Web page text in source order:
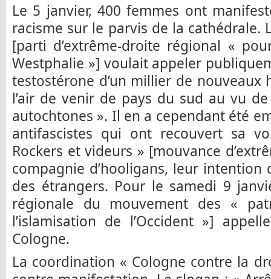
Le 5 janvier, 400 femmes ont
racisme sur le parvis de la cathédrale.
[parti d’extrême-droite régional «
Westphalie »] voulait appeler
testostérone d’un millier de
l’air de venir de pays du sud au vu
autochtones ». Il en a cependant été
antifascistes qui ont recouvert sa
Rockers et videurs » [mouvance
compagnie d’hooligans, leur
des étrangers. Pour le samedi 9
régionale du mouvement des «
l’islamisation de l’Occident »]
Cologne.
La coordination « Cologne contre la